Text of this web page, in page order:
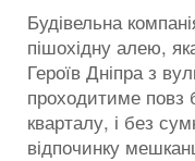
Будівельна
пішохідну алею,
Героїв Дніпра з
проходитиме повз
кварталу, і без
відпочинку